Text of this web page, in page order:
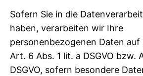
Sofern Sie in die
haben, verarbeiten wir Ihre
personenbezogenen Daten auf
Art. 6 Abs. 1 lit. a DSGVO bzw.
DSGVO, sofern besondere